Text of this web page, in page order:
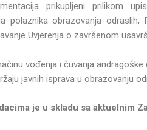
prikupljeni prilikom
polaznika obrazovanja odraslih,
Uvjerenja o završenom
vođenja i čuvanja andragoške
javnih isprava u obrazovanju
je u skladu sa aktuelnim